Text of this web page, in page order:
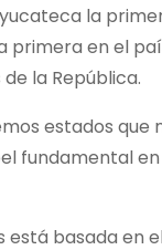
la
primera en el
la República.
estados que
fundamental
está basada en